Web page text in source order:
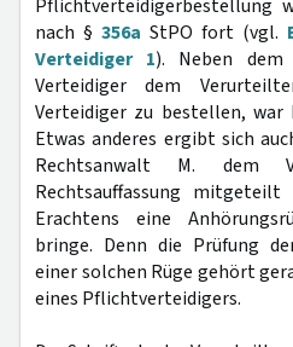
Pflichtverteidigerbestellung
nach § 356a StPO fort (vgl.
Verteidiger 1). Neben
Verteidiger dem
Verteidiger zu bestellen,
Etwas anderes ergibt sich
Rechtsanwalt M. dem
Rechtsauffassung
Erachtens eine
bringe. Denn die Prüfung
einer solchen Rüge gehört
eines Pflichtverteidigers.